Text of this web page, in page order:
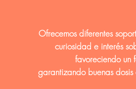
Ofrecemos diferentes
curiosidad e interés
favoreciendo un
garantizando buenas